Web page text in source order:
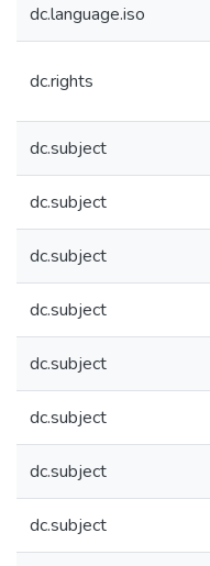
dc.language.iso
dc.rights
dc.subject
dc.subject
dc.subject
dc.subject
dc.subject
dc.subject
dc.subject
dc.subject